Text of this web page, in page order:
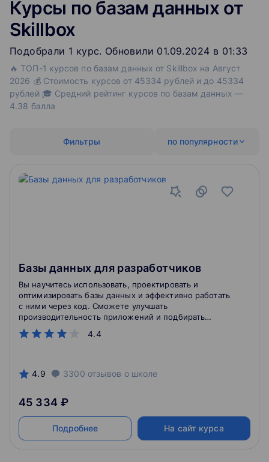
Курсы по базам данных от
Skillbox
Подобрали 1 курс. Обновили 01.09.2024 в 01:33
🔥 ТОП-1 курсов по базам данных от Skillbox на Август
2026 💰 Стоимость курсов от 45334 рублей и до 45334
рублей 🎓 Средний рейтинг курсов по базам данных —
4.38 балла
по популярности
Фильтры
Базы данных для разработчиков
4.4
Вы научитесь использовать, проектировать и
оптимизировать базы данных и эффективно работать
с ними через код. Сможете улучшать
производительность приложений и подбирать
подходящие базы под требования бизнеса.
4.9 3300 отзывов о школе
45 334 ₽
Подробнее На сайт курса